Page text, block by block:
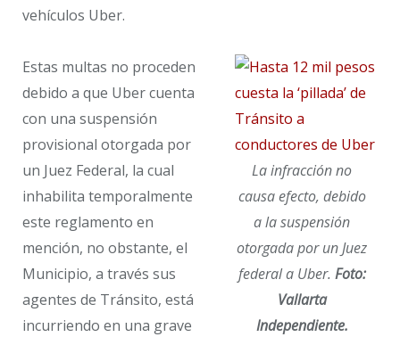
vehículos Uber.
La infracción no
causa efecto, debido
a la suspensión
otorgada por un Juez
federal a Uber. Foto:
Vallarta
Independiente.
Estas multas no proceden
debido a que Uber cuenta
con una suspensión
provisional otorgada por
un Juez Federal, la cual
inhabilita temporalmente
este reglamento en
mención, no obstante, el
Municipio, a través sus
agentes de Tránsito, está
incurriendo en una grave